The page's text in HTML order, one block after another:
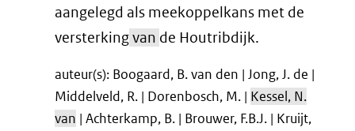
aangelegd als meekoppelkans met de
versterkingvan de Houtribdijk.
auteur(s): Boogaard, B. van den | Jong, J. de |
Middelveld, R. | Dorenbosch, M. | Kessel, N.
van | Achterkamp, B. | Brouwer, F.B.J. | Kruijt,